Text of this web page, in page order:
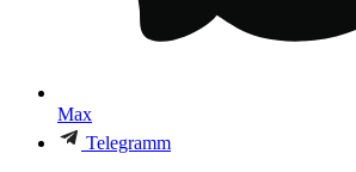
Max
Telegramm